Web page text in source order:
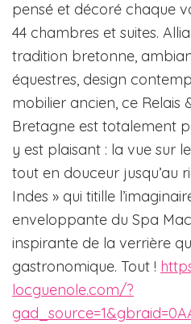
pensé et décoré chaque
44 chambres et suites.
tradition bretonne,
équestres, design
mobilier ancien, ce Relais
Bretagne est totalement
y est plaisant : la vue sur
tout en douceur jusqu’au
Indes » qui titille
enveloppante du Spa
inspirante de la verrière
gastronomique. Tout !
locguenole.com/?